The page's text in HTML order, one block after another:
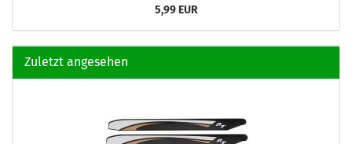
5,99 EUR
Zuletzt angesehen